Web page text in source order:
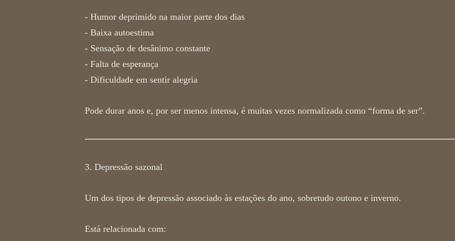
- Humor deprimido na maior parte dos dias
- Baixa autoestima
- Sensação de desânimo constante
- Falta de esperança
- Dificuldade em sentir alegria
Pode durar anos e, por ser menos intensa, é muitas vezes normalizada como “forma de ser”.
3. Depressão sazonal
Um dos tipos de depressão associado às estações do ano, sobretudo outono e inverno.
Está relacionada com: